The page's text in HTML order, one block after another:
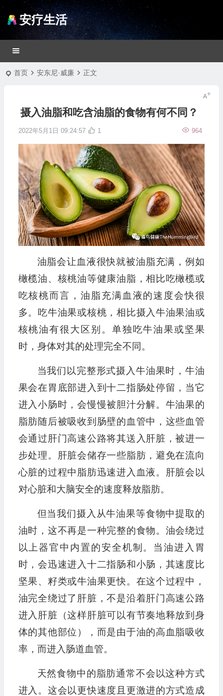
安疗生活
首页 安东尼·威廉 正文
摄入油脂和吃含油脂的食物有何不同？
2022年5月1日 09:24:57 964
1
油脂会让血液很快就被油脂充满，例如
橄榄油、核桃油等健康油脂，相比吃橄榄或
吃核桃而言，油脂充满血液的速度会快很
多。吃牛油果或核桃，相比摄入牛油果油或
核桃油有很大区别。单独吃牛油果或坚果
时，身体对其的处理完全不同。
当我们以完整形式摄入牛油果时，牛油
果会在胃底部进入到十二指肠处停留，当它
进入小肠时，会慢慢被胆汁分解。牛油果的
脂肪随后被吸收到肠壁的血管中，这些血管
会通过肝门高速公路将其送入肝脏，被进一
步处理。肝脏会储存一些脂肪，避免在流向
心脏的过程中脂肪迅速进入血液。肝脏会以
对心脏和大脑安全的速度释放脂肪。
但当我们摄入从牛油果等食物中提取的
油时，这不再是一种完整的食物。油会绕过
以上器官中内置的安全机制。当油进入胃
时，会迅速进入十二指肠和小肠，其速度比
坚果、籽类或牛油果更快。在这个过程中，
油完全绕过了肝脏，不是沿着肝门高速公路
进入肝脏（这样肝脏可以有节奏地释放到身
体的其他部位），而是由于油的高血脂吸收
率，而进入肠道血管。
天然食物中的脂肪通常不会以这种方式
进入。这会以更快速度且更激进的方式造成